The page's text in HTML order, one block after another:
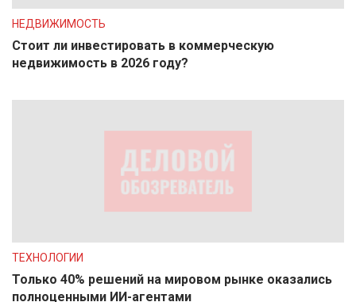
НЕДВИЖИМОСТЬ
Стоит ли инвестировать в коммерческую
недвижимость в 2026 году?
ТЕХНОЛОГИИ
Только 40% решений на мировом рынке оказались
полноценными ИИ-агентами